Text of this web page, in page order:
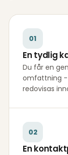
01
En tydlig
Du får en
omfattning -
redovisas
02
En